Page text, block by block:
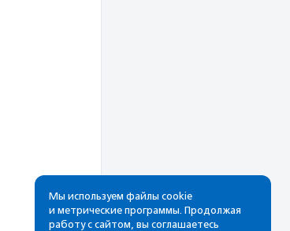
Мы используем файлы cookie
и метрические программы. Продолжая
работу с сайтом, вы соглашаетесь